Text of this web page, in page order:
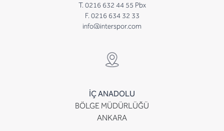
T. 0216 632 44 55 Pbx
F. 0216 634 32 33
info@interspor.com
İÇ ANADOLU
BÖLGE MÜDÜRLÜĞÜ
ANKARA